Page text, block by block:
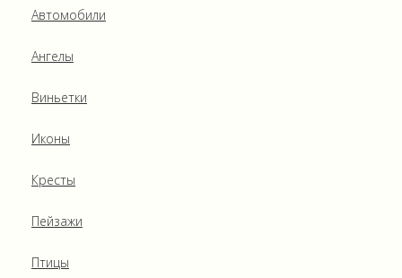
Автомобили
Ангелы
Виньетки
Иконы
Кресты
Пейзажи
Птицы